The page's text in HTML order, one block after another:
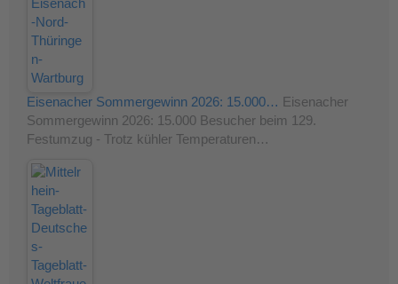
Eisenacher Sommergewinn 2026: 15.000… Eisenacher
Sommergewinn 2026: 15.000 Besucher beim 129.
Festumzug - Trotz kühler Temperaturen…